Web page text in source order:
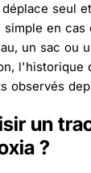
seul
en cas
un sac ou
l'historique
observés
un
?